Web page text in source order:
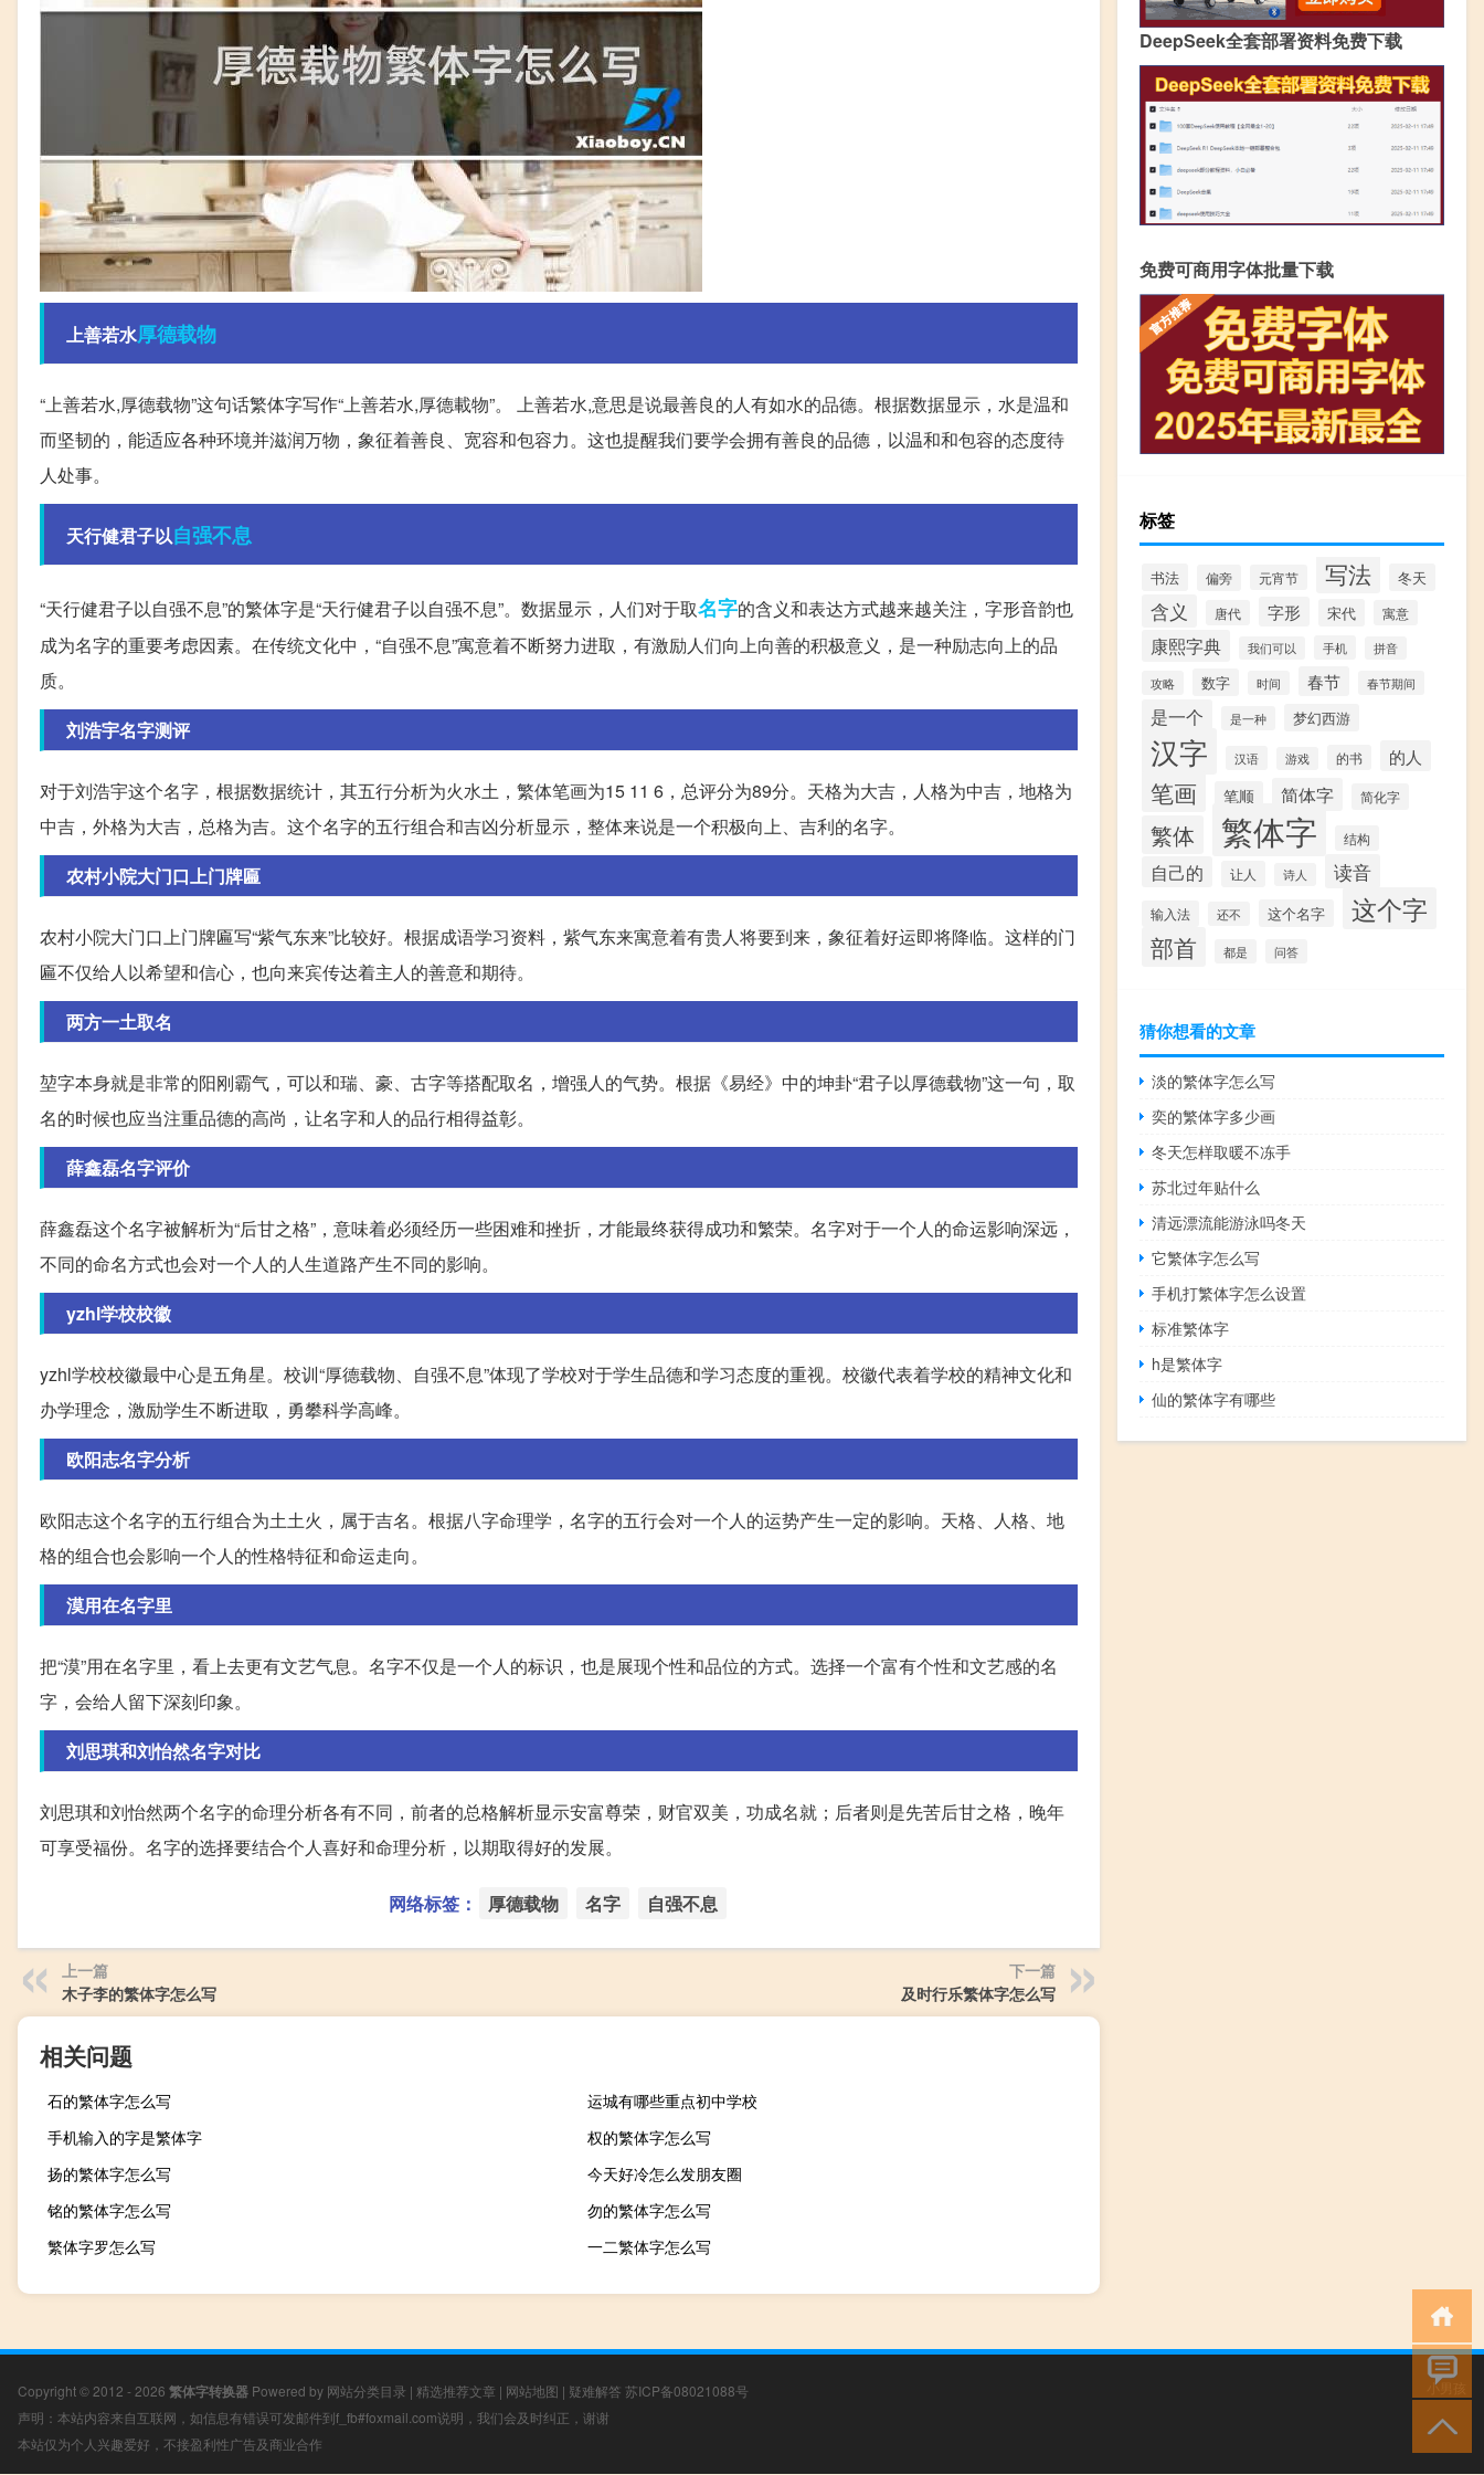
上善若水厚德载物
“上善若水,厚德载物”这句话繁体字写作“上善若水,厚德載物”。 上善若水,意思是说最善良的人有如水的品德。根据数据显示，水是温和
而坚韧的，能适应各种环境并滋润万物，象征着善良、宽容和包容力。这也提醒我们要学会拥有善良的品德，以温和和包容的态度待
人处事。
天行健君子以自强不息
“天行健君子以自强不息”的繁体字是“天行健君子以自强不息”。数据显示，人们对于取名字的含义和表达方式越来越关注，字形音韵也
成为名字的重要考虑因素。在传统文化中，“自强不息”寓意着不断努力进取，有激励人们向上向善的积极意义，是一种励志向上的品
质。
刘浩宇名字测评
对于刘浩宇这个名字，根据数据统计，其五行分析为火水土，繁体笔画为15 11 6，总评分为89分。天格为大吉，人格为中吉，地格为
中吉，外格为大吉，总格为吉。这个名字的五行组合和吉凶分析显示，整体来说是一个积极向上、吉利的名字。
农村小院大门口上门牌匾
农村小院大门口上门牌匾写“紫气东来”比较好。根据成语学习资料，紫气东来寓意着有贵人将要到来，象征着好运即将降临。这样的门
匾不仅给人以希望和信心，也向来宾传达着主人的善意和期待。
两方一土取名
堃字本身就是非常的阳刚霸气，可以和瑞、豪、古字等搭配取名，增强人的气势。根据《易经》中的坤卦“君子以厚德载物”这一句，取
名的时候也应当注重品德的高尚，让名字和人的品行相得益彰。
薛鑫磊名字评价
薛鑫磊这个名字被解析为“后甘之格”，意味着必须经历一些困难和挫折，才能最终获得成功和繁荣。名字对于一个人的命运影响深远，
不同的命名方式也会对一个人的人生道路产生不同的影响。
yzhl学校校徽
yzhl学校校徽最中心是五角星。校训“厚德载物、自强不息”体现了学校对于学生品德和学习态度的重视。校徽代表着学校的精神文化和
办学理念，激励学生不断进取，勇攀科学高峰。
欧阳志名字分析
欧阳志这个名字的五行组合为土土火，属于吉名。根据八字命理学，名字的五行会对一个人的运势产生一定的影响。天格、人格、地
格的组合也会影响一个人的性格特征和命运走向。
漠用在名字里
把“漠”用在名字里，看上去更有文艺气息。名字不仅是一个人的标识，也是展现个性和品位的方式。选择一个富有个性和文艺感的名
字，会给人留下深刻印象。
刘思琪和刘怡然名字对比
刘思琪和刘怡然两个名字的命理分析各有不同，前者的总格解析显示安富尊荣，财官双美，功成名就；后者则是先苦后甘之格，晚年
可享受福份。名字的选择要结合个人喜好和命理分析，以期取得好的发展。
网络标签： 厚德载物 名字 自强不息
上一篇
木子李的繁体字怎么写
下一篇
及时行乐繁体字怎么写
相关问题
石的繁体字怎么写
运城有哪些重点初中学校
手机输入的字是繁体字
权的繁体字怎么写
扬的繁体字怎么写
今天好冷怎么发朋友圈
铭的繁体字怎么写
勿的繁体字怎么写
繁体字罗怎么写
一二繁体字怎么写
DeepSeek全套部署资料免费下载
免费可商用字体批量下载
标签
书法 偏旁 元宵节 写法 冬天
含义 唐代 字形 宋代 寓意
康熙字典 我们可以 手机 拼音
攻略 数字 时间 春节 春节期间
是一个 是一种 梦幻西游
汉字 汉语 游戏 的书 的人
笔画 笔顺 简体字 简化字
繁体 繁体字 结构
自己的 让人 诗人 读音
输入法 还不 这个名字 这个字
部首 都是 问答
猜你想看的文章
淡的繁体字怎么写
奕的繁体字多少画
冬天怎样取暖不冻手
苏北过年贴什么
清远漂流能游泳吗冬天
它繁体字怎么写
手机打繁体字怎么设置
标准繁体字
h是繁体字
仙的繁体字有哪些
Copyright © 2012 - 2026 繁体字转换器 Powered by 网站分类目录 | 精选推荐文章 | 网站地图 | 疑难解答 苏ICP备08021088号
声明：本站内容来自互联网，如信息有错误可发邮件到f_fb#foxmail.com说明，我们会及时纠正，谢谢
本站仅为个人兴趣爱好，不接盈利性广告及商业合作
小男孩